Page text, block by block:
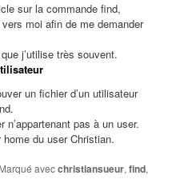
surla commande find,
moi afin de me demander
j’utilise très souvent.
un fichier d’un utilisateur
.
pas à un user.
du user Christian.
Marqué avecchristiansueur,find,